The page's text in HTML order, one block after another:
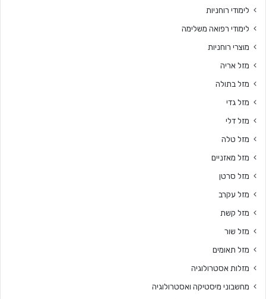
לימודי רוחניות
לימודי רפואה משלימה
מוצרי רוחניות
מזל אריה
מזל בתולה
מזל גדי
מזל דלי
מזל טלה
מזל מאזניים
מזל סרטן
מזל עקרב
מזל קשת
מזל שור
מזל תאומים
מזלות אסטרולוגיה
מחשבוני מיסטיקה ואסטרולוגיה